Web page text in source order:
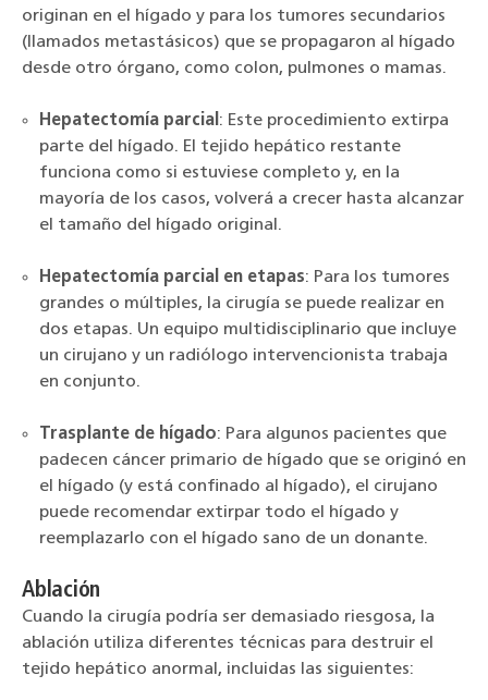
originan en el hígado y para los tumores secundarios
(llamados metastásicos) que se propagaron al hígado
desde otro órgano, como colon, pulmones o mamas.
Hepatectomía parcial : Este procedimiento extirpa
parte del hígado. El tejido hepático restante
funciona como si estuviese completo y, en la
mayoría de los casos, volverá a crecer hasta alcanzar
el tamaño del hígado original.
Hepatectomía parcial en etapas: Para los tumores
grandes o múltiples, la cirugía se puede realizar en
dos etapas. Un equipo multidisciplinario que incluye
un cirujano y un radiólogo intervencionista trabaja
en conjunto.
Trasplante de hígado: Para algunos pacientes que
padecen cáncer primario de hígado que se originó en
el hígado (y está confinado al hígado), el cirujano
puede recomendar extirpar todo el hígado y
reemplazarlo con el hígado sano de un donante.
Ablación
Cuando la cirugía podría ser demasiado riesgosa, la
ablación utiliza diferentes técnicas para destruir el
tejido hepático anormal, incluidas las siguientes: